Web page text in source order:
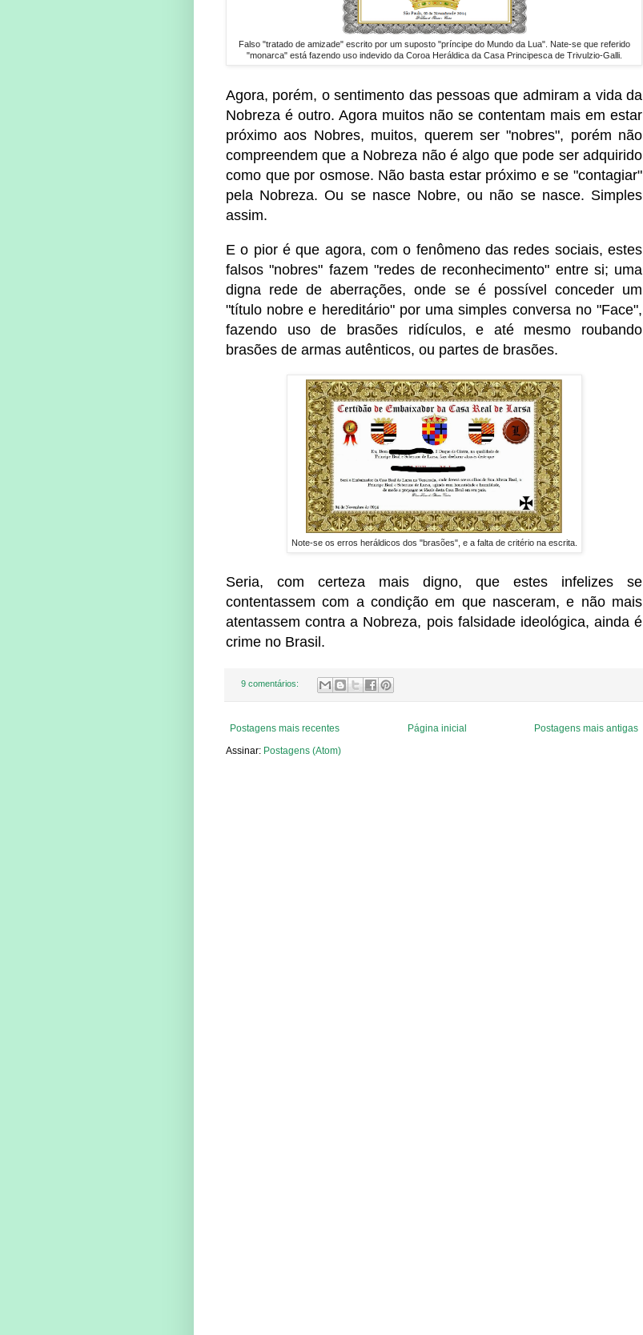
Falso "tratado de amizade" escrito por um suposto "príncipe do Mundo da Lua". Nate-se que referido
"monarca" está fazendo uso indevido da Coroa Heráldica da Casa Principesca de Trivulzio-Galli.
Agora, porém, o sentimento das pessoas que admiram a vida da
Nobreza é outro. Agora muitos não se contentam mais em estar
próximo aos Nobres, muitos, querem ser "nobres", porém não
compreendem que a Nobreza não é algo que pode ser adquirido
como que por osmose. Não basta estar próximo e se "contagiar"
pela Nobreza. Ou se nasce Nobre, ou não se nasce. Simples
assim.
E o pior é que agora, com o fenômeno das redes sociais, estes
falsos "nobres" fazem "redes de reconhecimento" entre si; uma
digna rede de aberrações, onde se é possível conceder um
"título nobre e hereditário" por uma simples conversa no "Face",
fazendo uso de brasões ridículos, e até mesmo roubando
brasões de armas autênticos, ou partes de brasões.
Note-se os erros heráldicos dos "brasões", e a falta de critério na escrita.
Seria, com certeza mais digno, que estes infelizes se
contentassem com a condição em que nasceram, e não mais
atentassem contra a Nobreza, pois falsidade ideológica, ainda é
crime no Brasil.
9 comentários:
Postagens mais recentes Postagens mais antigas
Página inicial
Assinar: Postagens (Atom)